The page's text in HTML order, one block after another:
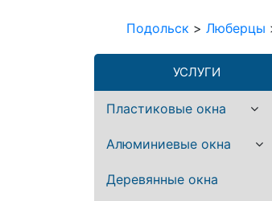
Подольск > Люберцы
УСЛУГИ
Пластиковые окна
Алюминиевые окна
Деревянные окна